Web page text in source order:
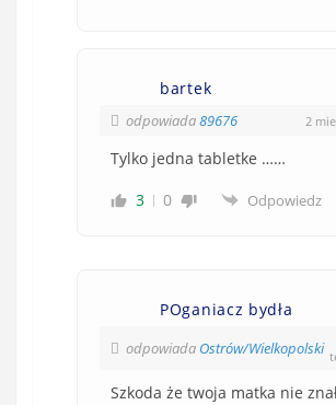
bartek
odpowiada89676 2
Tylko jedna tabletke ……
3
0 Odpowiedz
POganiacz bydła
odpowiada Ostrów/Wielkopolski
Szkoda że twoja matka nie